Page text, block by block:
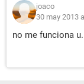
joaco
30 may 2013
no me funciona